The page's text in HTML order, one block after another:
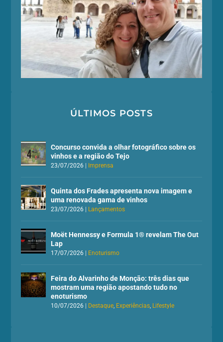
ÚLTIMOS POSTS
Concurso convida a olhar fotográfico sobre os
vinhos e a região do Tejo
23/07/2026 | Imprensa
Quinta dos Frades apresenta nova imagem e
uma renovada gama de vinhos
23/07/2026 | Lançamentos
Moët Hennessy e Formula 1® revelam The Out
Lap
17/07/2026 | Enoturismo
Feira do Alvarinho de Monção: três dias que
mostram uma região apostando tudo no
enoturismo
10/07/2026 | Destaque Experiências Lifestyle